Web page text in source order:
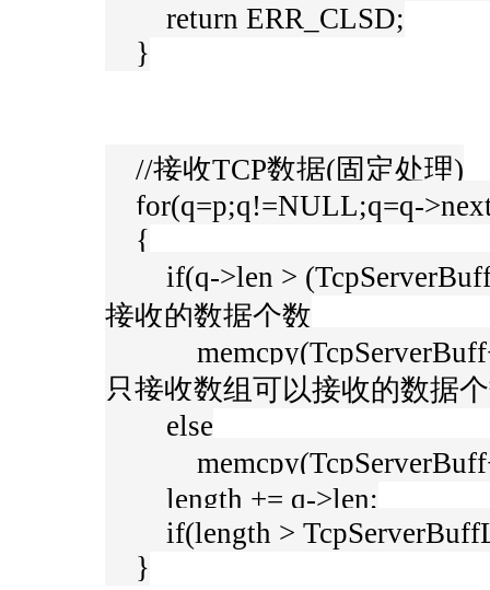
return ERR_CLSD;
}
//接收TCP数据(固定处理)
for(q=p;q!=NULL;q=q-
{
if(q->len >
接收的数据个数
只接收数组可以接收的数据
else
length += q->len;
if(length >
}